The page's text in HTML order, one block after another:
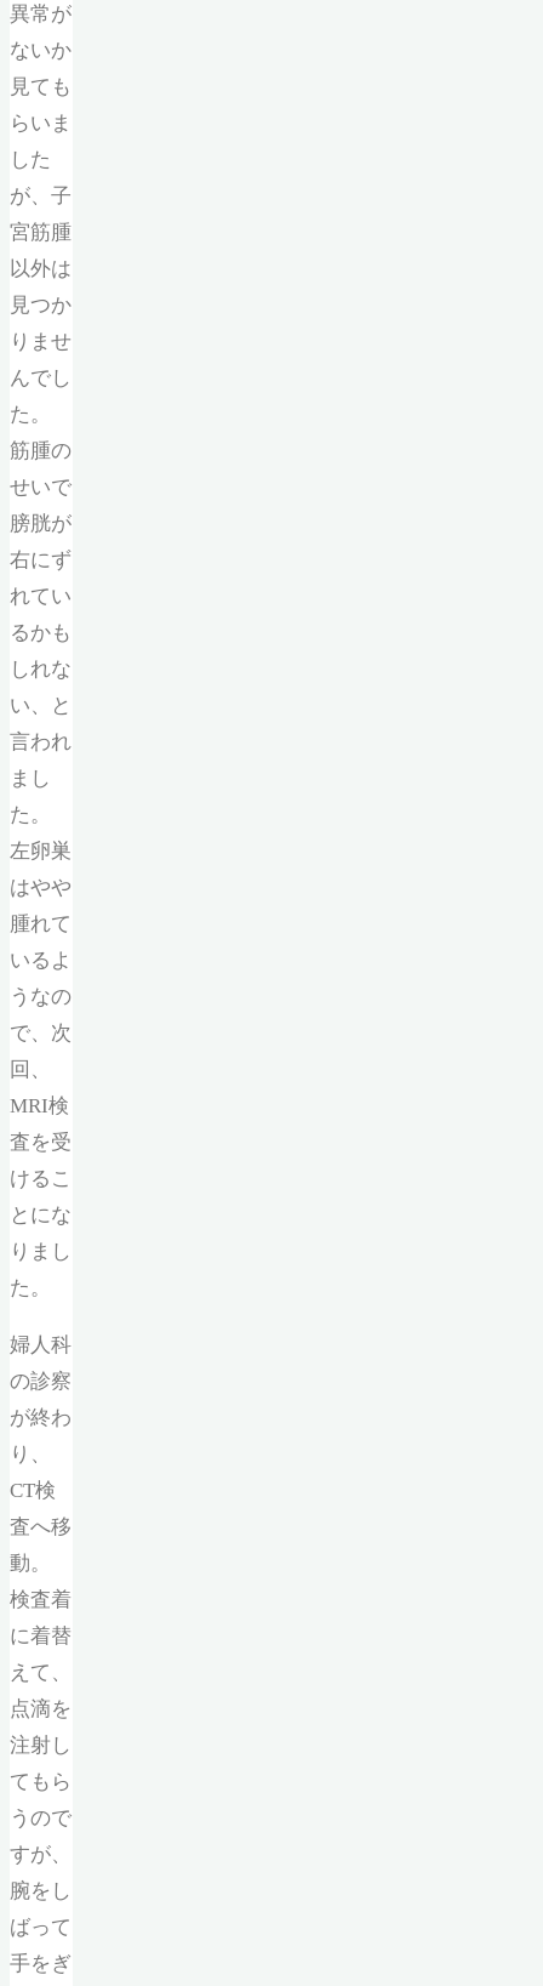
異常が
ないか
見ても
らいま
した
が、子
宮筋腫
以外は
見つか
りませ
んでし
た。
筋腫の
せいで
膀胱が
右にず
れてい
るかも
しれな
い、と
言われ
まし
た。
左卵巣
はやや
腫れて
いるよ
うなの
で、次
回、
MRI検
査を受
けるこ
とにな
りまし
た。
婦人科
の診察
が終わ
り、
CT検
査へ移
動。
検査着
に着替
えて、
点滴を
注射し
てもら
うので
すが、
腕をし
ばって
手をぎ